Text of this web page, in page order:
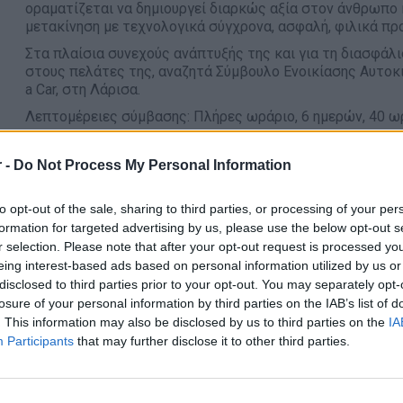
- Do Not Process My Personal Information
opt-out of the sale, sharing to third parties, or processing of your
for targeted advertising by us, please use the below opt-out
selection. Please note that after your opt-out request is processed
interest-based ads based on personal information utilized by us
to third parties prior to your opt-out. You may separately
of your personal information by third parties on the IAB’s list of
This information may also be disclosed by us to third parties on the
Participants that may further disclose it to other third parties.
οραματίζεται να δημιουργεί διαρκώς αξία στον
μετακίνηση με τεχνολογικά σύγχρονα, ασφαλή, φιλικά
Στα πλαίσια συνεχούς ανάπτυξής της και για τη
στους πελάτες της, αναζητά Σύμβουλο Ενοικίασης
a Car, στη Λάρισα.
Λεπτομέρειες σύμβασης: Πλήρες ωράριο, 6 ημερών, 40
Αρμοδιότητες
Παροχή εξαίρετης εξυπηρέτησης πελατών σε κάθε
αύξηση των πωλήσεων όσο και την δημιουργία
Προώθηση επιπρόσθετων προϊόντων και υπηρεσιών
βελτιστοποίηση της εμπειρίας του πελάτη
Παρακολούθηση και κατανόηση του ανταγωνισμού
προσφοράς ακολουθώντας την πολιτική της εταιρίας
Ενεργή συμμετοχή στη λειτουργία του σταθμού και
απόδοσηςΠαρακολούθηση και επίλυση παραπόνων σε
εταιρίας με σκοπό την ενίσχυση της εξυπηρέτησης
πελατών